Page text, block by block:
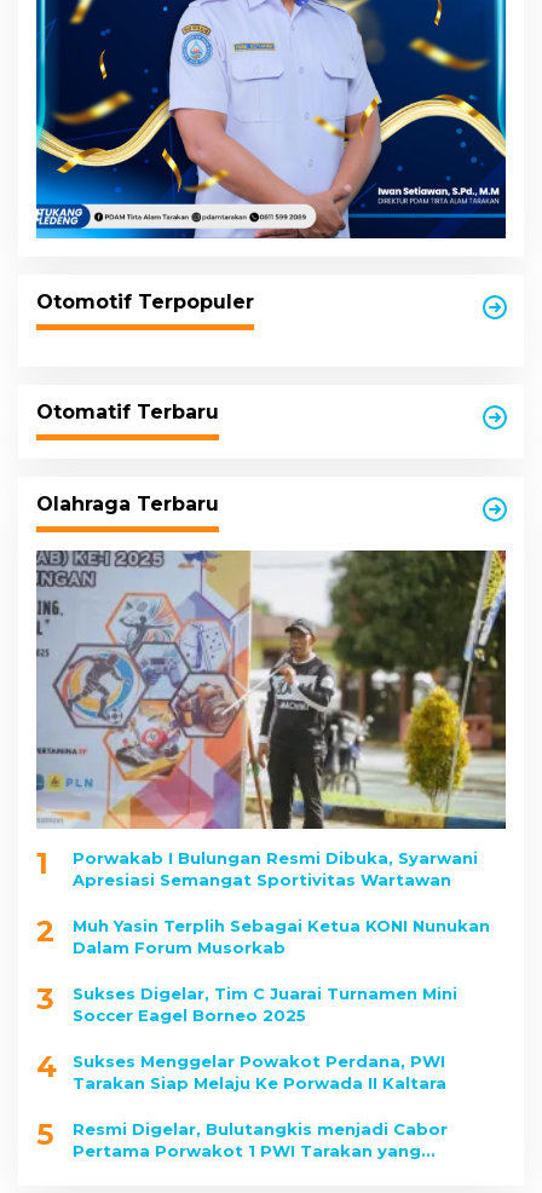
Otomotif Terpopuler
Otomatif Terbaru
Olahraga Terbaru
1
Porwakab I Bulungan Resmi Dibuka, Syarwani
Apresiasi Semangat Sportivitas Wartawan
2
Muh Yasin Terplih Sebagai Ketua KONI Nunukan
Dalam Forum Musorkab
3
Sukses Digelar, Tim C Juarai Turnamen Mini
Soccer Eagel Borneo 2025
4
Sukses Menggelar Powakot Perdana, PWI
Tarakan Siap Melaju Ke Porwada II Kaltara
5
Resmi Digelar, Bulutangkis menjadi Cabor
Pertama Porwakot 1 PWI Tarakan yang